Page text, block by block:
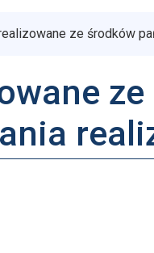
ze środków